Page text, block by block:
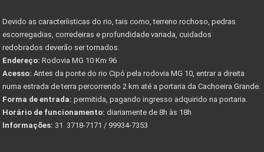
Devido as caracteríisticas do rio, tais como, terreno rochoso, pedras
escorregadias, corredeiras e profundidade variada, cuidados
redobrados deverão ser tomados.
Endereço: Rodovia MG 10 Km 96
Acesso: Antes da ponte do rio Cipó pela rodovia MG 10, entrar a direita
numa estrada de terra percorrendo 2 km até a portaria da Cachoeira Grande.
Forma de entrada: permitida, pagando ingresso adquirido na portaria.
Horário de funcionamento: diariamente de 8h às 18h
Informações: 31 3718-7171 / 99934-7353